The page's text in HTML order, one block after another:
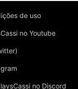
de uso
no Youtube
no Discord